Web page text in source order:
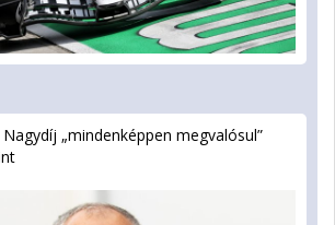
„mindenképpen megvalósul”